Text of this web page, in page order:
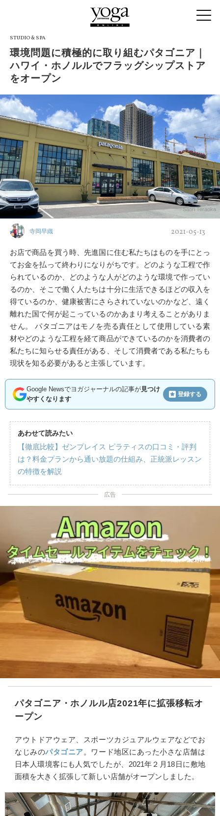
STUDIO & SPA
環境問題に積極的に取り組むパタゴニア｜
ハワイ・ホノルルでフラッグシップストア
をオープン
Saori Teraoka
寺岡早織 2021-05-13
お店で商品を買う時、先進国に住む私たちはものを手にとっ
てお金を払って終わりになりがちです。どのような工程で作
られているのか、どのような人がどのような環境で作ってい
るのか、そこで働く人たちは十分に生活できるほどの収入を
得ているのか、健康被害にさらされていないのかなど、遠く
離れた国で何が起こっているのかあまり考えることがありま
せん。 パタゴニアはモノを売る責任として使用している素
材やどのような工程を経て商品ができているのかを消費者の
私たちに知らせる責任がある、そして消費者である私たちも
現状を知る必要があると主張しています。
Google Newsでヨガジャーナルの記事が見つけ
やすくなります
登録する
あわせて読みたい
【徹底比較】ゼンプレイス ピラティスの口コミ・評判
は？料金プランから通い放題の仕組み、正統派レッスン
の特徴を解説
広告
パタゴニア・ホノルル店2021年に拡張移転オ
ープン
アウトドアウェア、スポーツカジュアルウェアなどでお
なじみのパタゴニア。ワード地区にあった小さな店舗は
日本人環境客にも人気でしたが、2021年２月18日に敷地
面積を大きく拡張して新しい店舗がオープンしました。